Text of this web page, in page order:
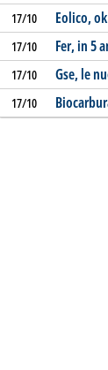
17/10 Eolico,
17/10 Fer, in 5
17/10 Gse, le
17/10